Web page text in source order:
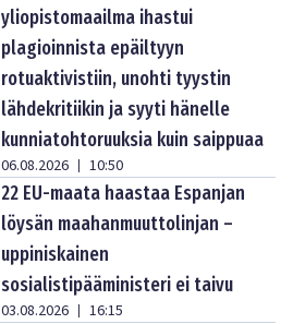
yliopistomaailma ihastui
plagioinnista epäiltyyn
rotuaktivistiin, unohti tyystin
lähdekritiikin ja syyti hänelle
kunniatohtoruuksia kuin saippuaa
06.08.2026 | 10:50
22 EU-maata haastaa Espanjan
löysän maahanmuuttolinjan –
uppiniskainen
sosialistipääministeri ei taivu
03.08.2026 | 16:15